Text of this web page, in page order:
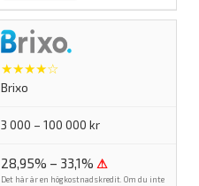
★★★★☆
Brixo
3 000 – 100 000 kr
28,95% – 33,1% ⚠
Det här är en högkostnadskredit. Om du inte